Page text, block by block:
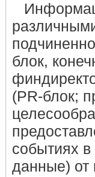
блок,
(PR-блок;
событиях
данные) от